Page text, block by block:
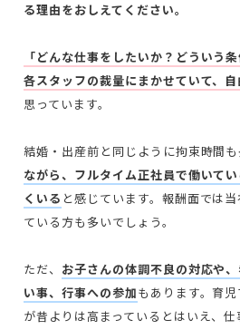
る理由をおしえてください。
「どんな仕事をしたいか？どういう
各スタッフの裁量にまかせていて、
思っています。
結婚・出産前と同じように拘束時間
ながら、フルタイム正社員で働いて
くいる と感じています。報酬面では
ている方も多いでしょう。
ただ、 お子さんの体調不良の対応や
い事、行事への参加もあります。育
が昔よりは高まっているとはいえ、